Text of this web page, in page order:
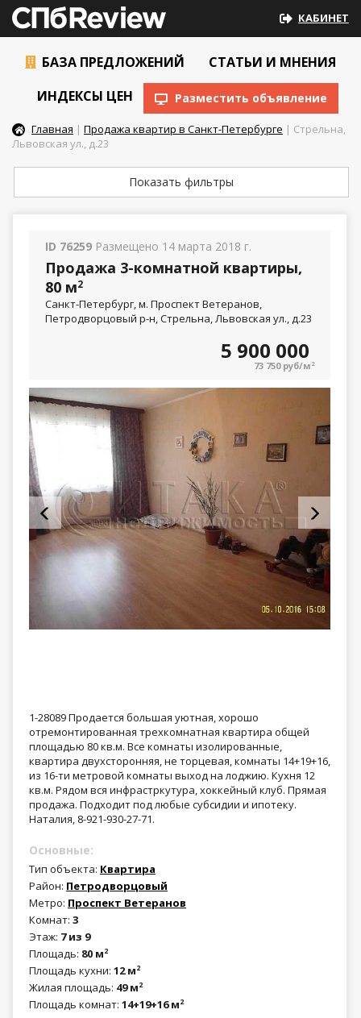
КАБИНЕТ
БАЗА ПРЕДЛОЖЕНИЙ
СТАТЬИ И МНЕНИЯ
ИНДЕКСЫ ЦЕН
Разместить объявление
Главная | Продажа квартир в Санкт-Петербурге | Стрельна,
Львовская ул., д.23
Показать фильтры
ID 76259 Размещено 14 марта 2018 г.
Продажа 3-комнатной квартиры,
80 м2
Санкт-Петербург, м. Проспект Ветеранов,
Петродворцовый р-н, Стрельна, Львовская ул., д.23
5 900 000
73 750 руб/м 2
1-28089 Продается большая уютная, хорошо
отремонтированная трехкомнатная квартира общей
площадью 80 кв.м. Все комнаты изолированные,
квартира двухсторонняя, не торцевая, комнаты 14+19+16,
из 16-ти метровой комнаты выход на лоджию. Кухня 12
кв.м. Рядом вся инфрастркутура, хоккейный клуб. Прямая
продажа. Подходит под любые субсидии и ипотеку.
Наталия, 8-921-930-27-71.
Основные:
Тип объекта: Квартира
Район: Петродворцовый
Метро: Проспект Ветеранов
Комнат: 3
Этаж: 7 из 9
Площадь: 80 м2
Площадь кухни: 12 м2
Жилая площадь: 49 м2
Площадь комнат: 14+19+16 м2